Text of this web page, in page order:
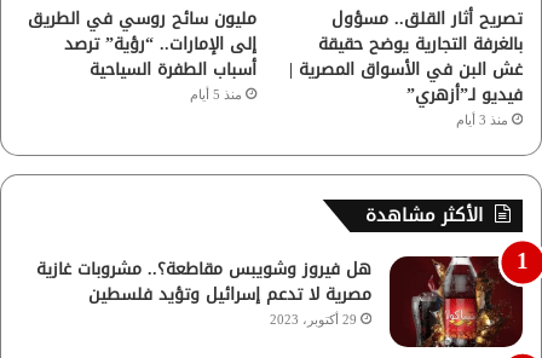
تصريح أثار القلق.. مسؤول
بالغرفة التجارية يوضح حقيقة
غش البن في الأسواق المصرية |
فيديو لـ”أزهري”
منذ 3 أيام
مليون سائح روسي في الطريق
إلى الإمارات.. “رؤية” ترصد
أسباب الطفرة السياحية
منذ 5 أيام
الأكثر مشاهدة
هل فيروز وشويبس مقاطعة؟.. مشروبات غازية
مصرية لا تدعم إسرائيل وتؤيد فلسطين
29 أكتوبر، 2023